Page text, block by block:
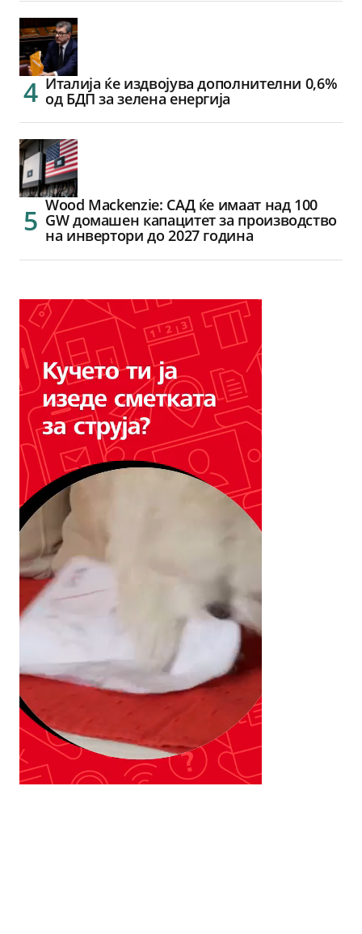
Италија ќе издвојува дополнителни 0,6%
од БДП за зелена енергија
Wood Mackenzie: САД ќе имаат над 100
GW домашен капацитет за производство
на инвертори до 2027 година